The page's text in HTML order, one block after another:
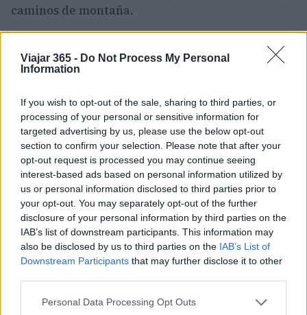
Viajar 365 - Do Not Process My Personal
Information
If you wish to opt-out of the sale, sharing to third parties, or
processing of your personal or sensitive information for
targeted advertising by us, please use the below opt-out
section to confirm your selection. Please note that after your
opt-out request is processed you may continue seeing
interest-based ads based on personal information utilized by
us or personal information disclosed to third parties prior to
your opt-out. You may separately opt-out of the further
disclosure of your personal information by third parties on the
IAB’s list of downstream participants. This information may
also be disclosed by us to third parties on the IAB’s List of
Downstream Participants that may further disclose it to other
Please note that this website/app uses one or more Google
Personal Data Processing Opt Outs
caminos de montaña.
Festival de Jazz, así como playas más pequeñas y
montaña y los monasterios escondidos en el
norte de la Serra de Tramuntana son
encantadores y están rodeados de
espectaculares paisajes y vistas de Mallorca.
2. Tenerife
Tenerife, la mayor de lasIslas Canarias, está
bien desarrollada para el turismo y es un destino
de vacaciones de playa muy popular. Es conocida
por su excitante vida nocturna y sus excelentes
lugares de buceo. También hay muchos deportes